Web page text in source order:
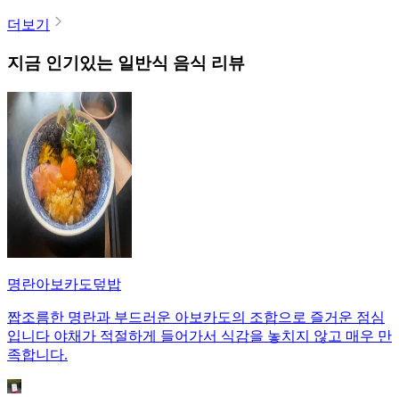
더보기
지금 인기있는 일반식 음식 리뷰
명란아보카도덮밥
짭조름한 명란과 부드러운 아보카도의 조합으로 즐거운 점심
입니다 야채가 적절하게 들어가서 식감을 놓치지 않고 매우 만
족합니다.